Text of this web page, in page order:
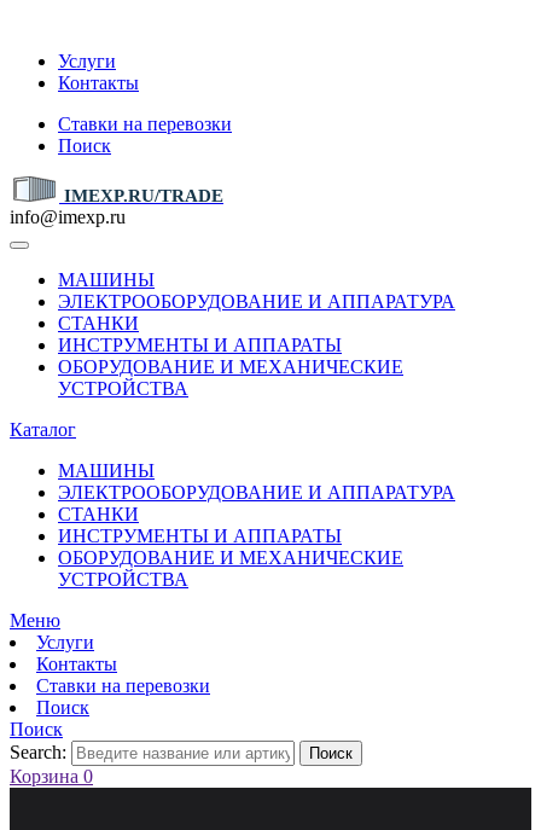
Услуги
Контакты
Ставки на перевозки
Поиск
IMEXP.RU/TRADE
info@imexp.ru
МАШИНЫ
ЭЛЕКТРООБОРУДОВАНИЕ И АППАРАТУРА
СТАНКИ
ИНСТРУМЕНТЫ И АППАРАТЫ
ОБОРУДОВАНИЕ И МЕХАНИЧЕСКИЕ
УСТРОЙСТВА
Каталог
МАШИНЫ
ЭЛЕКТРООБОРУДОВАНИЕ И АППАРАТУРА
СТАНКИ
ИНСТРУМЕНТЫ И АППАРАТЫ
ОБОРУДОВАНИЕ И МЕХАНИЧЕСКИЕ
УСТРОЙСТВА
Меню
Услуги
Контакты
Ставки на перевозки
Поиск
Поиск
Search:
Поиск
Корзина 0